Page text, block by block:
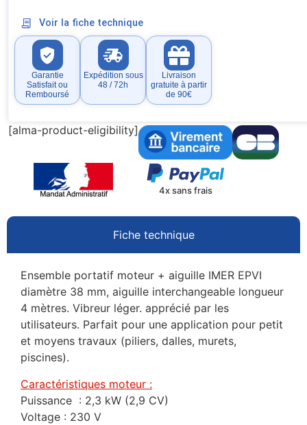
Voir la fiche technique
Garantie
Satisfait ou
Remboursé
Expédition sous
48 / 72h
Livraison
gratuite à partir
de 90€
[alma-product-eligibility]
4x sans frais
Fiche technique
Ensemble portatif moteur + aiguille IMER EPVI
diamètre 38 mm, aiguille interchangeable longueur
4 mètres. Vibreur léger. apprécié par les
utilisateurs. Parfait pour une application pour petit
et moyens travaux (piliers, dalles, murets,
piscines).
Caractéristiques moteur :
Puissance : 2,3 kW (2,9 CV)
Voltage : 230 V